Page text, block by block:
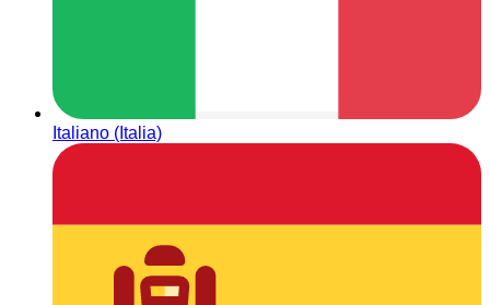
Italiano (Italia)